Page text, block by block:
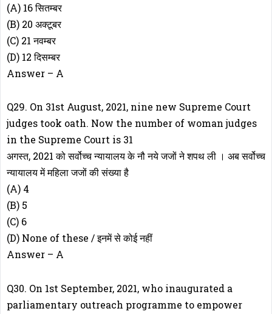
(A) 16 सितम्बर
(B) 20 अक्टूबर
(C) 21 नवम्बर
(D) 12 दिसम्बर
Answer – A
Q29. On 31st August, 2021, nine new Supreme Court
judges took oath. Now the number of woman judges
in the Supreme Court is 31
अगस्त, 2021 को सर्वोच्च न्यायालय के नौ नये जजों ने शपथ ली । अब सर्वोच्च
न्यायालय में महिला जजों की संख्या है
(A) 4
(B) 5
(C) 6
(D) None of these / इनमें से कोई नहीं
Answer – A
Q30. On 1st September, 2021, who inaugurated a
parliamentary outreach programme to empower